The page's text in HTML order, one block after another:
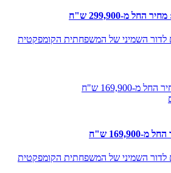
לדור השמיני של המשפחתית הקומפקטית
לדור השמיני של המשפחתית הקומפקטית